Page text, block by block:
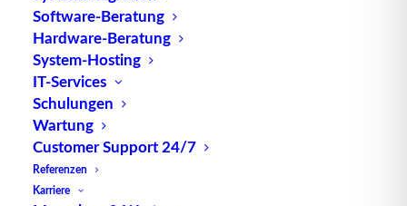
Software-Beratung
Hardware-Beratung
System-Hosting
IT-Services
Schulungen
Wartung
Customer Support 24/7
Referenzen
Karriere
effektivste Lösung und ist zudem in hohem Maße
wiederverwendbar.
Kontakt
TUP GmbH & Co. KG